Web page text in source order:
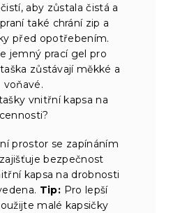
aby zůstala čistá a
také chrání zip a
před opotřebením.
jemný prací gel pro
zůstávají měkké a
voňavé.
vnitřní kapsa na
cennosti?
prostor se zapínáním
bezpečnost
kapsa na drobnosti
Tip: Pro lepší
malé kapsičky